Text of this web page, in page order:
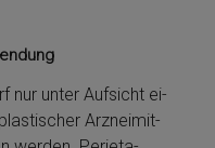
nur unter Aufsicht ei­
Arzneimit­